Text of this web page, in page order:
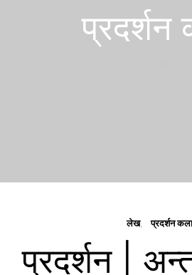
प्रदर्शन
लेख प्रदर्शन कला
प्रदर्शन |